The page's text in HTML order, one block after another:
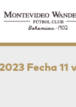
Fecha 11